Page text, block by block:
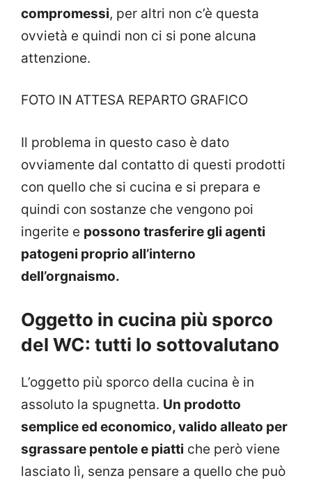
compromessi, per altri non c’è questa
ovvietà e quindi non ci si pone alcuna
attenzione.
FOTO IN ATTESA REPARTO GRAFICO
Il problema in questo caso è dato
ovviamente dal contatto di questi prodotti
con quello che si cucina e si prepara e
quindi con sostanze che vengono poi
ingerite e possono trasferire gli agenti
patogeni proprio all’interno
dell’orgnaismo.
Oggetto in cucina più sporco
del WC: tutti lo sottovalutano
L’oggetto più sporco della cucina è in
assoluto la spugnetta. Un prodotto
semplice ed economico, valido alleato per
sgrassare pentole e piatti che però viene
lasciato lì, senza pensare a quello che può